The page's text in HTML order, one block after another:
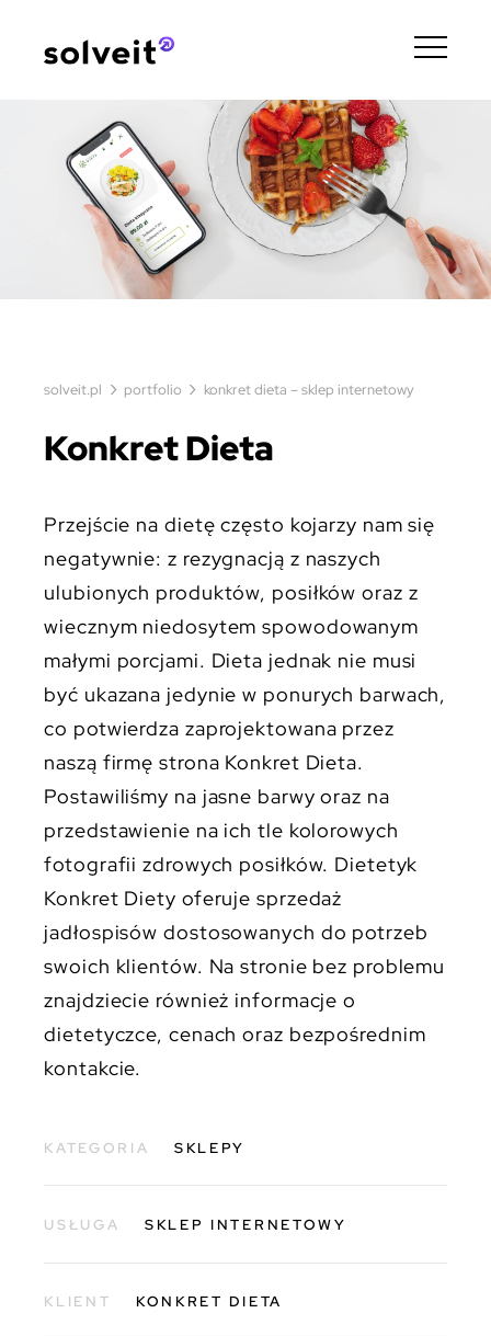
solveit.pl › portfolio › konkret dieta – sklep internetowy
Konkret Dieta
Przejście na dietę często kojarzy nam się
negatywnie: z rezygnacją z naszych
ulubionych produktów, posiłków oraz z
wiecznym niedosytem spowodowanym
małymi porcjami. Dieta jednak nie musi
być ukazana jedynie w ponurych barwach,
co potwierdza zaprojektowana przez
naszą firmę strona Konkret Dieta.
Postawiliśmy na jasne barwy oraz na
przedstawienie na ich tle kolorowych
fotografii zdrowych posiłków. Dietetyk
Konkret Diety oferuje sprzedaż
jadłospisów dostosowanych do potrzeb
swoich klientów. Na stronie bez problemu
znajdziecie również informacje o
dietetyczce, cenach oraz bezpośrednim
kontakcie.
KATEGORIA SKLEPY
USŁUGA SKLEP INTERNETOWY
KLIENT KONKRET DIETA